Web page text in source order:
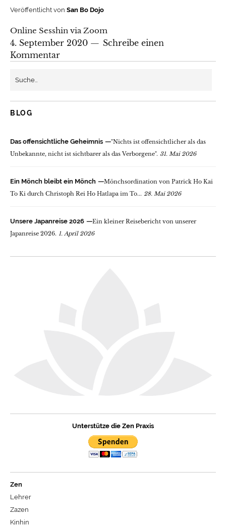
Veröffentlicht von San Bo Dojo
Online Sesshin via Zoom
4. September 2020
Schreibe einen
Kommentar
BLOG
Das offensichtliche Geheimnis
"Nichts ist offensichtlicher als das
Unbekannte, nicht ist sichtbarer als das Verborgene". 31. Mai 2026
Ein Mönch bleibt ein Mönch
Mönchsordination von Patrick Ho Kai
To Ki durch Christoph Rei Ho Hatlapa im To... 28. Mai 2026
Unsere Japanreise 2026
Ein kleiner Reisebericht von unserer
Japanreise 2026. 1. April 2026
Unterstütze die Zen Praxis
Zen
Lehrer
Zazen
Kinhin